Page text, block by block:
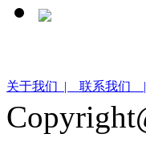
关于我们 | 联系我们